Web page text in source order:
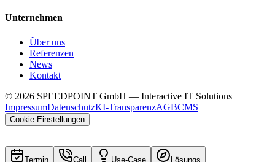
Unternehmen
Über uns
Referenzen
News
Kontakt
© 2026 SPEEDPOINT GmbH — Interactive IT Solutions
ImpressumDatenschutzKI-TransparenzAGBCMS
Cookie-Einstellungen
Termin Call Use-Case Lösungs